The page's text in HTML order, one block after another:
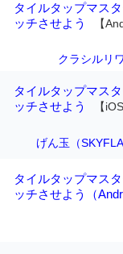
タイルタップマス
ッチさせよう
【
クラシルリ
タイルタップマス
ッチさせよう
【
げん玉（
タイルタップマス
ッチさせよう（